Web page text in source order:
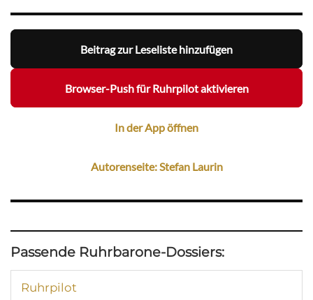
Beitrag zur Leseliste hinzufügen
Browser-Push für Ruhrpilot aktivieren
In der App öffnen
Autorenseite: Stefan Laurin
Passende Ruhrbarone-Dossiers:
Ruhrpilot